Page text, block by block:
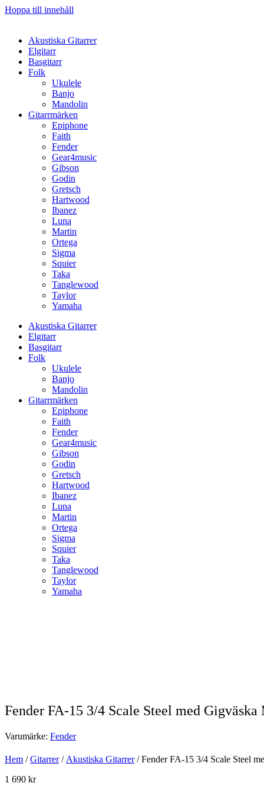
Hoppa till innehåll
Akustiska Gitarrer
Elgitarr
Basgitarr
Folk
Ukulele
Banjo
Mandolin
Gitarrmärken
Epiphone
Faith
Fender
Gear4music
Gibson
Godin
Gretsch
Hartwood
Ibanez
Luna
Martin
Ortega
Sigma
Squier
Taka
Tanglewood
Taylor
Yamaha
Akustiska Gitarrer
Elgitarr
Basgitarr
Folk
Ukulele
Banjo
Mandolin
Gitarrmärken
Epiphone
Faith
Fender
Gear4music
Gibson
Godin
Gretsch
Hartwood
Ibanez
Luna
Martin
Ortega
Sigma
Squier
Taka
Tanglewood
Taylor
Yamaha
Fender FA-15 3/4 Scale Steel med
Varumärke: Fender
Hem /Gitarrer/Akustiska Gitarrer/ Fender FA-15 3/4 Scale Steel
1 690 kr